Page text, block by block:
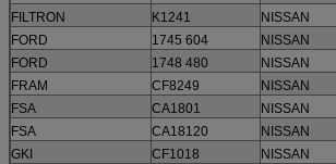
FILTRON
K1241 NISSAN
FORD
1745 604 NISSAN
FORD
1748 480 NISSAN
FRAM
CF8249 NISSAN
FSA
CA1801 NISSAN
FSA
CA18120 NISSAN
GKI
CF1018 NISSAN